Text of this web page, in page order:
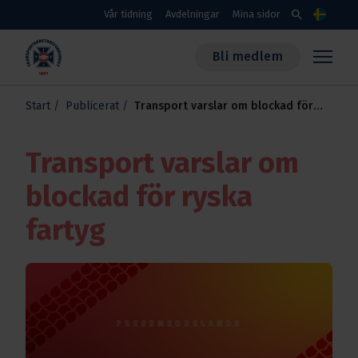
Skippa till huvudinnehållet
Vår tidning Avdelningar Mina sidor search Språk
Transportarbetareförbundet
Bli medlem
Start Publicerat
Transport varslar om blockad för
Transport varslar om
blockad för ryska
fartyg